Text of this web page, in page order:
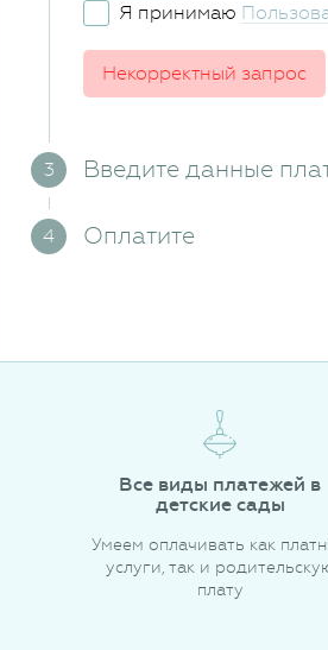
Я принимаю
Некорректный запрос
Введите данные
Оплатите
Все виды платежей в
детские сады
Умеем оплачивать как
услуги, так и
плату